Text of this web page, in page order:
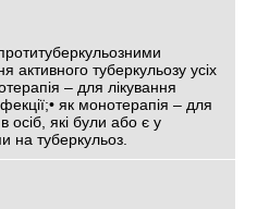
активного туберкульозу усіх
– для лікування
як монотерапія – для
осіб, які були або є у
на туберкульоз.